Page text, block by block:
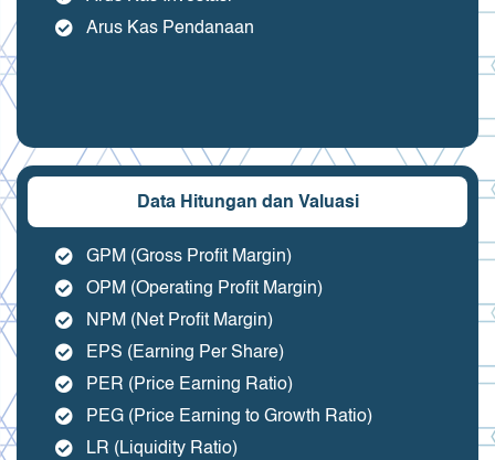
Arus Kas Pendanaan
Data Hitungan dan Valuasi
GPM (Gross Profit Margin)
OPM (Operating Profit Margin)
NPM (Net Profit Margin)
EPS (Earning Per Share)
PER (Price Earning Ratio)
PEG (Price Earning to Growth Ratio)
LR (Liquidity Ratio)